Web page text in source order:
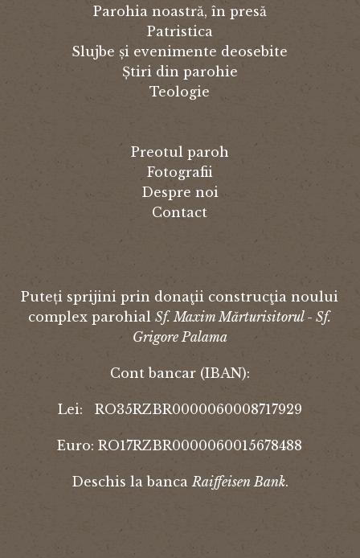
Parohia noastră, în presă
Patristica
Slujbe și evenimente deosebite
Știri din parohie
Teologie
Preotul paroh
Fotografii
Despre noi
Contact
Puteți sprijini prin donaţii construcţia noului
complex parohialSf. Maxim Mărturisitorul - Sf.
Grigore Palama
Cont bancar (IBAN):
Lei: RO35RZBR0000060008717929
Euro: RO17RZBR0000060015678488
Deschis la banca Raiffeisen Bank.